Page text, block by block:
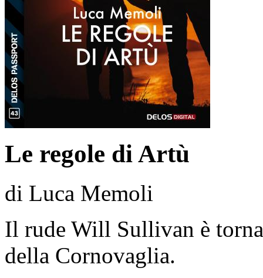
Le regole di Artù
di Luca Memoli
Il rude Will Sullivan è
della Cornovaglia.